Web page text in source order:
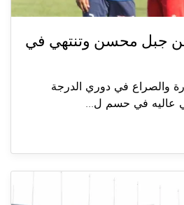
من جبل محسن وتنتهي في
والصراع في دوري الدرجة
عاليه في حسم ل...